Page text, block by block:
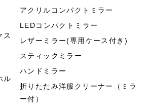
ス
ル
アクリルコンパクトミラー
LEDコンパクトミラー
レザーミラー(専用ケース付き)
スティックミラー
ハンドミラー
折りたたみ洋服クリーナー（ミラ
ー付）